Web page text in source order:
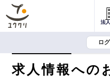
法
ロ
求人情報への